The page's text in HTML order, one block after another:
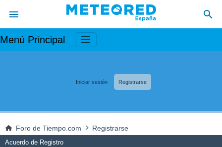
Menú Principal
Iniciar sesión Registrarse
Foro de Tiempo.com Registrarse
Acuerdo de Registro